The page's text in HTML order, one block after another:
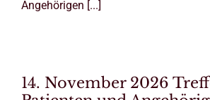
Angehörigen [...]
14. November 2026